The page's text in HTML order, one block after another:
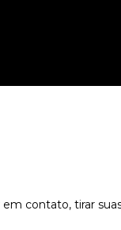
contato, tirar